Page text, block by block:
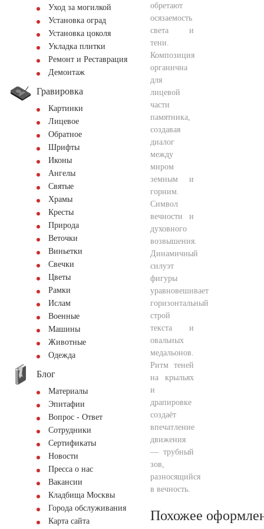
Уход за могилкой
Установка оград
Установка цоколя
Укладка плитки
Ремонт и Реставрация
Демонтаж
Гравировка
Картинки
Лицевое
Обратное
Шрифты
Иконы
Ангелы
Святые
Храмы
Кресты
Природа
Веточки
Виньетки
Свечки
Цветы
Рамки
Ислам
Военные
Машины
Животные
Одежда
Блог
Материалы
Эпитафии
Вопрос - Ответ
Сотрудники
Сертификаты
Новости
Пресса о нас
Вакансии
Кладбища Москвы
Города обслуживания
Карта сайта
обретают
осязаемость
света и
тени.
Композиция
органична
для
лицевой
части
памятника,
создавая
диалог
между
миром
земным и
горним.
Символ
вечности и
духовного
возвышения.
Динамичный
силуэт
фигуры
уравновешивает
горизонтальный
строй
текста и
овальных
медальонов.
Ритм теней
на крыльях
и
драпировке
создаёт
впечатление
движения
— трубный
зов,
разносящийся
в вечность.
Похожее